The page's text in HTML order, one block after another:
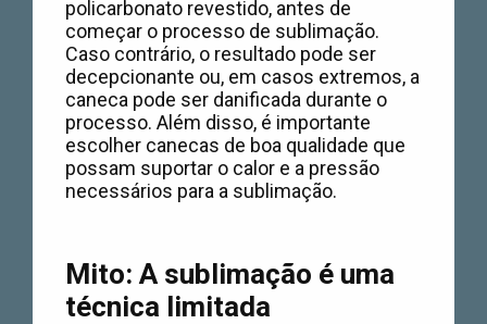
policarbonato revestido, antes de
começar o processo de sublimação.
Caso contrário, o resultado pode ser
decepcionante ou, em casos extremos, a
caneca pode ser danificada durante o
processo. Além disso, é importante
escolher canecas de boa qualidade que
possam suportar o calor e a pressão
necessários para a sublimação.
Mito: A sublimação é uma
técnica limitada